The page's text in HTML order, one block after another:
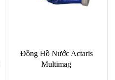
Đồng Hồ Nước Actaris
Multimag